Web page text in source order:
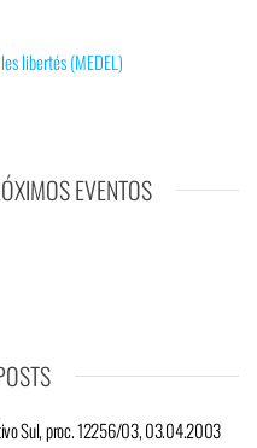
libertés (MEDEL)
EVENTOS
Sul, proc. 12256/03, 03.04.2003